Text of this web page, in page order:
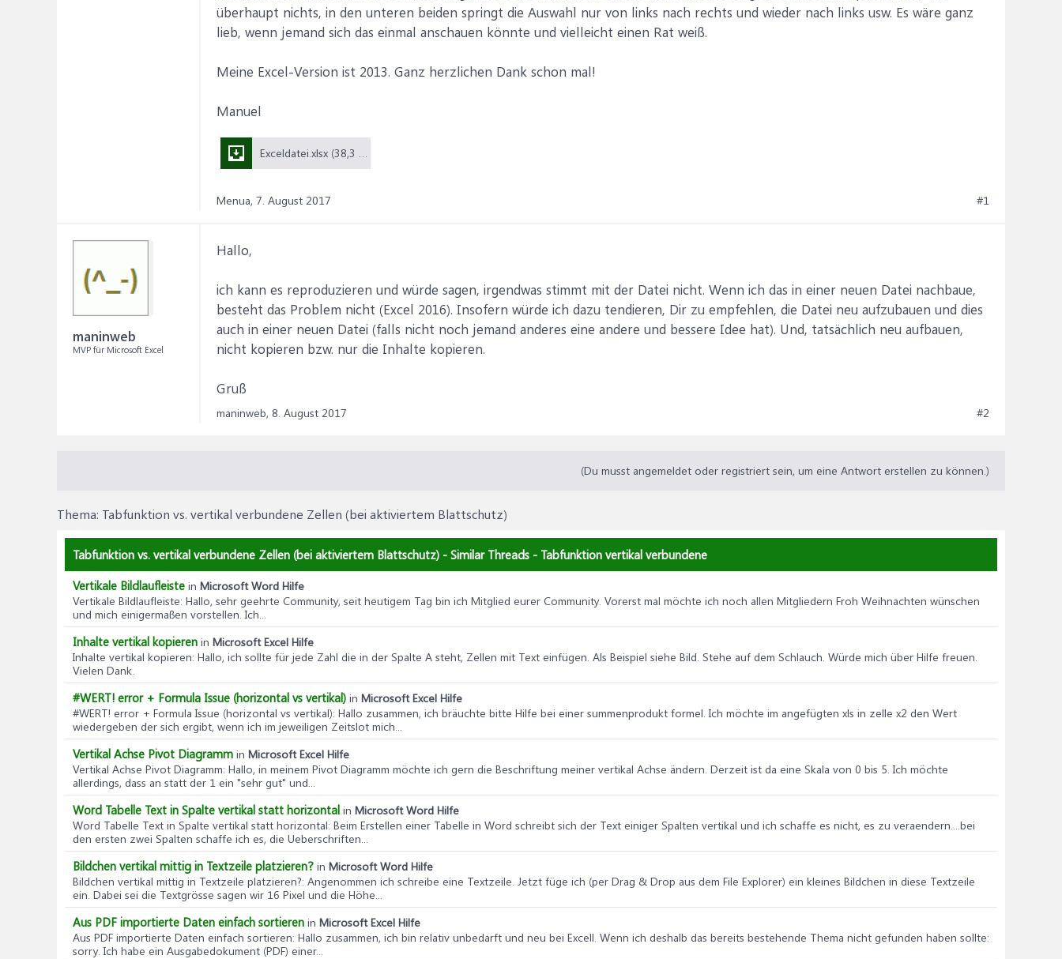
überhaupt nichts, in den unteren beiden springt die Auswahl nur von links nach rechts und wieder nach links usw. Es wäre ganz
lieb, wenn jemand sich das einmal anschauen könnte und vielleicht einen Rat weiß.
Meine Excel-Version ist 2013. Ganz herzlichen Dank schon mal!
Manuel
Exceldatei.xlsx (38,3 KB)
Menua, 7. August 2017 #1
maninweb
MVP für Microsoft Excel
Hallo,
ich kann es reproduzieren und würde sagen, irgendwas stimmt mit der Datei nicht. Wenn ich das in einer neuen Datei nachbaue,
besteht das Problem nicht (Excel 2016). Insofern würde ich dazu tendieren, Dir zu empfehlen, die Datei neu aufzubauen und dies
auch in einer neuen Datei (falls nicht noch jemand anderes eine andere und bessere Idee hat). Und, tatsächlich neu aufbauen,
nicht kopieren bzw. nur die Inhalte kopieren.
Gruß
maninweb, 8. August 2017 #2
(Du musst angemeldet oder registriert sein, um eine Antwort erstellen zu können.)
Thema: Tabfunktion vs. vertikal verbundene Zellen (bei aktiviertem Blattschutz)
Tabfunktion vs. vertikal verbundene Zellen (bei aktiviertem Blattschutz) - Similar Threads - Tabfunktion vertikal verbundene
Vertikale Bildlaufleiste in Microsoft Word Hilfe
Vertikale Bildlaufleiste: Hallo, sehr geehrte Community, seit heutigem Tag bin ich Mitglied eurer Community. Vorerst mal möchte ich noch allen Mitgliedern Froh Weihnachten wünschen
und mich einigermaßen vorstellen. Ich...
Inhalte vertikal kopieren in Microsoft Excel Hilfe
Inhalte vertikal kopieren: Hallo, ich sollte für jede Zahl die in der Spalte A steht, Zellen mit Text einfügen. Als Beispiel siehe Bild. Stehe auf dem Schlauch. Würde mich über Hilfe freuen.
Vielen Dank.
#WERT! error + Formula Issue (horizontal vs vertikal) in Microsoft Excel Hilfe
#WERT! error + Formula Issue (horizontal vs vertikal): Hallo zusammen, ich bräuchte bitte Hilfe bei einer summenprodukt formel. Ich möchte im angefügten xls in zelle x2 den Wert
wiedergeben der sich ergibt, wenn ich im jeweiligen Zeitslot mich...
Vertikal Achse Pivot Diagramm in Microsoft Excel Hilfe
Vertikal Achse Pivot Diagramm: Hallo, in meinem Pivot Diagramm möchte ich gern die Beschriftung meiner vertikal Achse ändern. Derzeit ist da eine Skala von 0 bis 5. Ich möchte
allerdings, dass an statt der 1 ein "sehr gut" und...
Word Tabelle Text in Spalte vertikal statt horizontal in Microsoft Word Hilfe
Word Tabelle Text in Spalte vertikal statt horizontal: Beim Erstellen einer Tabelle in Word schreibt sich der Text einiger Spalten vertikal und ich schaffe es nicht, es zu veraendern....bei
den ersten zwei Spalten schaffe ich es, die Ueberschriften...
Bildchen vertikal mittig in Textzeile platzieren? in Microsoft Word Hilfe
Bildchen vertikal mittig in Textzeile platzieren?: Angenommen ich schreibe eine Textzeile. Jetzt füge ich (per Drag & Drop aus dem File Explorer) ein kleines Bildchen in diese Textzeile
ein. Dabei sei die Textgrösse sagen wir 16 Pixel und die Höhe...
Aus PDF importierte Daten einfach sortieren in Microsoft Excel Hilfe
Aus PDF importierte Daten einfach sortieren: Hallo zusammen, ich bin relativ unbedarft und neu bei Excell. Wenn ich deshalb das bereits bestehende Thema nicht gefunden haben sollte:
sorry. Ich habe ein Ausgabedokument (PDF) einer...